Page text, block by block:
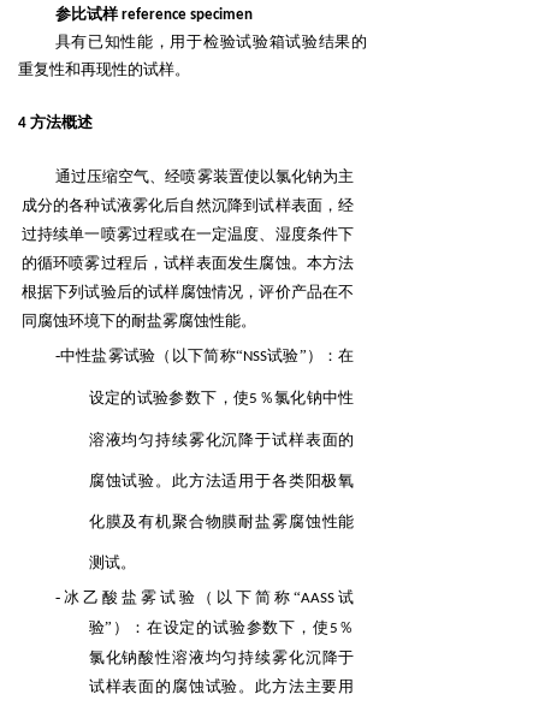
参比试样reference specimen
具有已知性能，用于检验试验箱试验结果的
重复性和再现性的试样。
4 方法概述
通过压缩空气、经喷雾装置使以氯化钠为主
成分的各种试液雾化后自然沉降到试样表面，经
过持续单一喷雾过程或在一定温度、湿度条件下
的循环喷雾过程后，试样表面发生腐蚀。本方法
根据下列试验后的试样腐蚀情况，评价产品在不
同腐蚀环境下的耐盐雾腐蚀性能。
-中性盐雾试验（以下简称“NSS试验”）：在
设定的试验参数下，使5 ％氯化钠中性
溶液均匀持续雾化沉降于试样表面的
腐蚀试验。此方法适用于各类阳极氧
化膜及有机聚合物膜耐盐雾腐蚀性能
测试。
-冰乙酸盐雾试验（以下简称“AASS 试
验”）：在设定的试验参数下，使5 ％
氯化钠酸性溶液均匀持续雾化沉降于
试样表面的腐蚀试验。此方法主要用